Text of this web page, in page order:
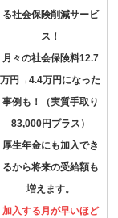
る社会保険削減サービ
ス！
月々の社会保険料12.7
万円→4.4万円になった
事例も！（実質手取り
83,000円プラス）
厚生年金にも加入でき
るから将来の受給額も
増えます。
加入する月が早いほど